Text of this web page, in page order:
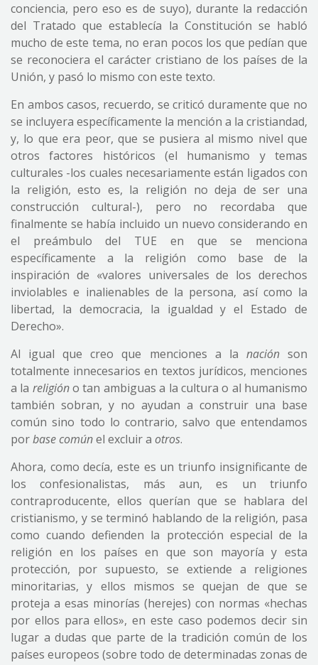
conciencia, pero eso es de suyo), durante la redacción
del Tratado que establecía la Constitución se habló
mucho de este tema, no eran pocos los que pedían que
se reconociera el carácter cristiano de los países de la
Unión, y pasó lo mismo con este texto.
En ambos casos, recuerdo, se criticó duramente que no
se incluyera específicamente la mención a la cristiandad,
y, lo que era peor, que se pusiera al mismo nivel que
otros factores históricos (el humanismo y temas
culturales -los cuales necesariamente están ligados con
la religión, esto es, la religión no deja de ser una
construcción cultural-), pero no recordaba que
finalmente se había incluido un nuevo considerando en
el preámbulo del TUE en que se menciona
específicamente a la religión como base de la
inspiración de «valores universales de los derechos
inviolables e inalienables de la persona, así como la
libertad, la democracia, la igualdad y el Estado de
Derecho».
Al igual que creo que menciones a la naciónson
totalmente innecesarios en textos jurídicos, menciones
a la religióno tan ambiguas a la cultura o al humanismo
también sobran, y no ayudan a construir una base
común sino todo lo contrario, salvo que entendamos
porbase comúnel excluir a otros.
Ahora, como decía, este es un triunfo insignificante de
los confesionalistas, más aun, es un triunfo
contraproducente, ellos querían que se hablara del
cristianismo, y se terminó hablando de la religión, pasa
como cuando defienden la protección especial de la
religión en los países en que son mayoría y esta
protección, por supuesto, se extiende a religiones
minoritarias, y ellos mismos se quejan de que se
proteja a esas minorías (herejes) con normas «hechas
por ellos para ellos», en este caso podemos decir sin
lugar a dudas que parte de la tradición común de los
países europeos (sobre todo de determinadas zonas de